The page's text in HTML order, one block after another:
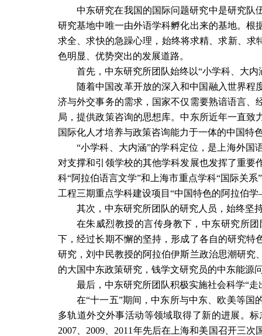
中东研究在我国的国际问题研究中是研究队
研究基地中唯一由外语学科孵化出来的基地。
求全、求快的急躁心理，始终将求精、求新、求
色明显、优势突出的发展道路。
首先，中东研究所团队始终以“小学科、大
随着中国改革开放的深入和中国融入世界
济与外交事务的需求，国家不仅需要熟谙语言
局，提供政策咨询的思想库。中东所近年一直
国际化人才培养与政策咨询能力于一体的中国
“小学科、大内涵”的学科定位，是上海外
对支撑和引领学校的其他学科发展也发挥了重
科“阿拉伯语言文学”和上海市重点学科“国际关系
工程三期重点学科建设项目“中国特色的阿拉伯
其次，中东研究所团队的研究人员，始终坚
在朱威烈教授的言传身教下，中东研究所
下，经过长期不懈的坚持，形成了各自的研究
研究，刘中民教授的阿拉伯伊斯兰政治思潮研
的大国中东政策研究，钱学文研究员的中东能源
最后，中东研究所团队积极实施社会科学“
在“十一五”期间，中东所与中东、欧美等
多轨道外交外事活动等领域取得了新的进展。
2007
2009 2011 年先后在上海和美国召开三次